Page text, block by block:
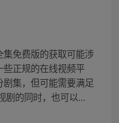
集免费版的获取可能涉
正规的在线视频平
集，但可能需要满足
剧的同时，也可以...